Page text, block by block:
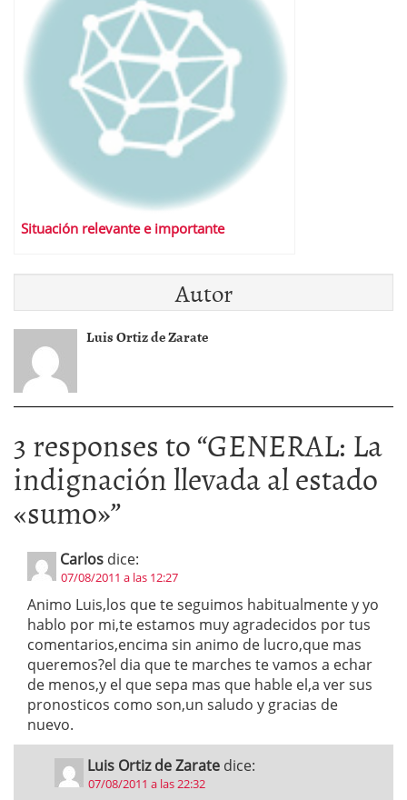
Situación relevante e importante
Autor
Luis Ortiz de Zarate
3 responses to “GENERAL: La
indignación llevada al estado
«sumo»”
Carlos dice:
07/08/2011 a las 12:27
Animo Luis,los que te seguimos habitualmente y yo
hablo por mi,te estamos muy agradecidos por tus
comentarios,encima sin animo de lucro,que mas
queremos?el dia que te marches te vamos a echar
de menos,y el que sepa mas que hable el,a ver sus
pronosticos como son,un saludo y gracias de
nuevo.
Luis Ortiz de Zarate dice:
07/08/2011 a las 22:32